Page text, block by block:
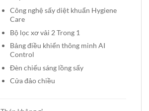
Công nghệ sấy diệt khuẩn Hygiene
Care
Bộ lọc xơ vải 2 Trong 1
Bảng điều khiển thông minh AI
Control
Đèn chiếu sáng lồng sấy
Cửa đảo chiều